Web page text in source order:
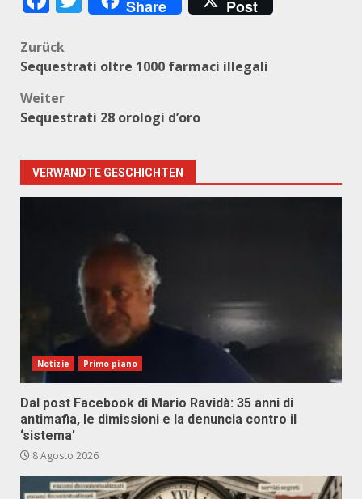
Share Post
Beitragsnavigation
Zurück
Sequestrati oltre 1000 farmaci illegali
Weiter
Sequestrati 28 orologi d’oro
VERWANDTE GESCHICHTEN
Notizie Primo piano
Dal post Facebook di Mario Ravidà: 35 anni di
antimafia, le dimissioni e la denuncia contro il
‘sistema’
8 Agosto 2026